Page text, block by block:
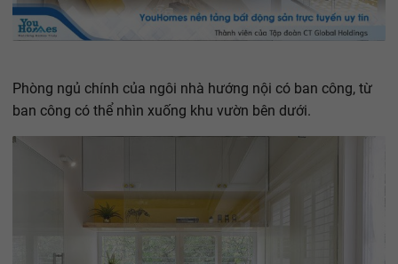
Phòng ngủ chính của ngôi nhà hướng nội có ban công, từ
ban công có thể nhìn xuống khu vườn bên dưới.